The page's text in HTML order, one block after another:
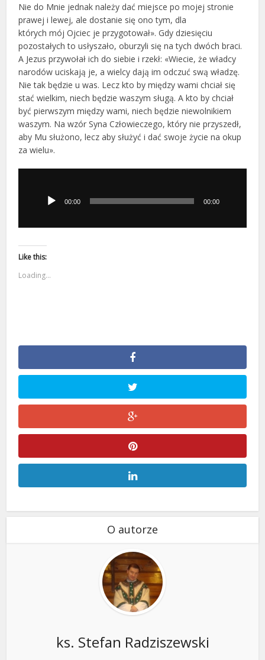
Nie do Mnie jednak należy dać miejsce po mojej stronie
prawej i lewej, ale dostanie się ono tym, dla
których mój Ojciec je przygotował». Gdy dziesięciu
pozostałych to usłyszało, oburzyli się na tych dwóch braci.
A Jezus przywołał ich do siebie i rzekł: «Wiecie, że władcy
narodów uciskają je, a wielcy dają im odczuć swą władzę.
Nie tak będzie u was. Lecz kto by między wami chciał się
stać wielkim, niech będzie waszym sługą. A kto by chciał
być pierwszym między wami, niech będzie niewolnikiem
waszym. Na wzór Syna Człowieczego, który nie przyszedł,
aby Mu służono, lecz aby służyć i dać swoje życie na okup
za wielu».
dźwiękowych00:00 00:00
Like this:
Loading...
O autorze
ks. Stefan Radziszewski